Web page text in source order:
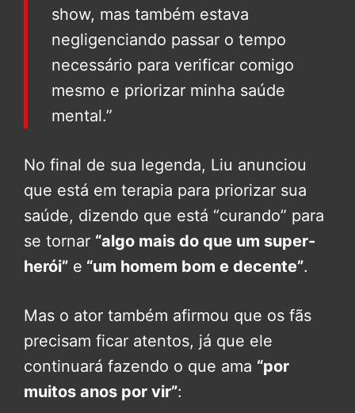
show, mas também estava
negligenciando passar o tempo
necessário para verificar comigo
mesmo e priorizar minha saúde
mental.”
No final de sua legenda, Liu anunciou
que está em terapia para priorizar sua
saúde, dizendo que está “curando” para
se tornar “algo mais do que um super-
herói” e “um homem bom e decente”.
Mas o ator também afirmou que os fãs
precisam ficar atentos, já que ele
continuará fazendo o que ama “por
muitos anos por vir”: